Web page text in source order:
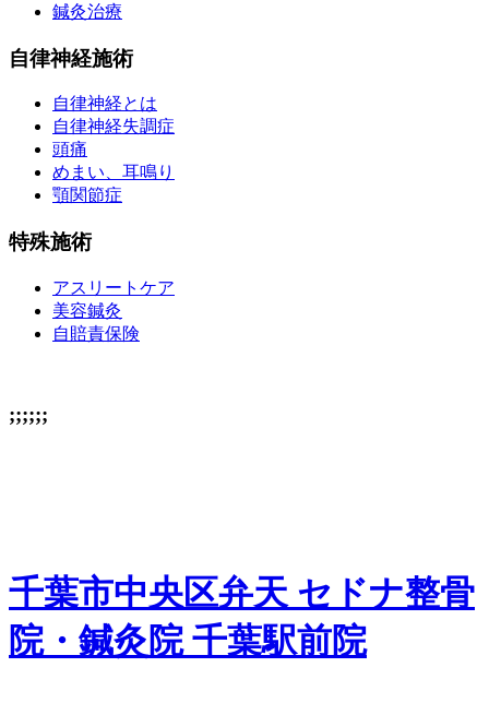
鍼灸治療
自律神経施術
自律神経とは
自律神経失調症
頭痛
めまい、耳鳴り
顎関節症
特殊施術
アスリートケア
美容鍼灸
自賠責保険
;;;;;;
千葉市中央区弁天 セドナ整骨
院・鍼灸院 千葉駅前院